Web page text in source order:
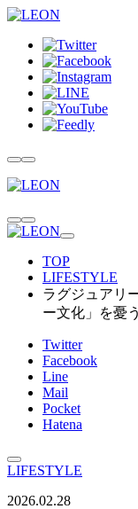
TOP
LIFESTYLE
ラグジュアリ
ー文化」を憂
Twitter
Facebook
Line
Mail
Pocket
Hatena
LIFESTYLE
2026.02.28